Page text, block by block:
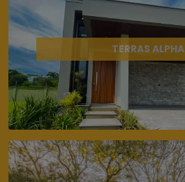
TERRAS ALPHA